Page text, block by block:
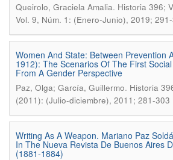
Queirolo, Graciela Amalia. Historia 396;
Vol. 9, Núm. 1: (Enero-Junio), 2019;
Women And State: Between Prevention
1912): The Scenarios Of The First
From A Gender Perspective
Paz, Olga; García, Guillermo. Historia
(2011): (Julio-diciembre), 2011; 281-303
Writing As A Weapon. Mariano Paz
In The Nueva Revista De Buenos Aires
(1881-1884)